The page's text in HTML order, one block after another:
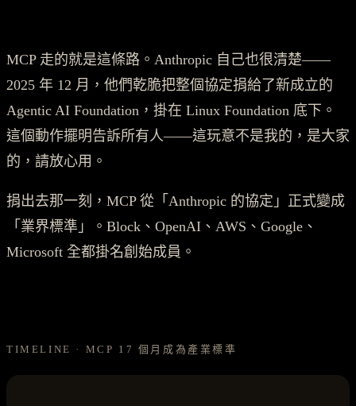
MCP 走的就是這條路。Anthropic 自己也很清楚——
2025 年 12 月，他們乾脆把整個協定捐給了新成立的
Agentic AI Foundation，掛在 Linux Foundation 底下。
這個動作擺明告訴所有人——這玩意不是我的，是大家
的，請放心用。
捐出去那一刻，MCP 從「Anthropic 的協定」正式變成
「業界標準」。Block、OpenAI、AWS、Google、
Microsoft 全都掛名創始成員。
TIMELINE · MCP 17 個月成為產業標準